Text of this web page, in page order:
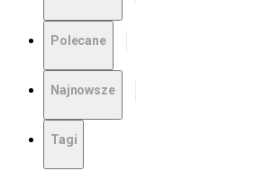
Polecane
Najnowsze
Tagi